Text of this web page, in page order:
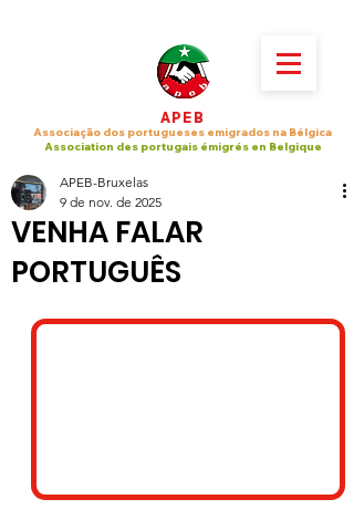
APEB
Associação dos portugueses emigrados na Bélgica
Association des portugais émigrés en Belgique
VENHA FALAR
PORTUGUÊS
APEB-Bruxelas
9 de nov. de 2025